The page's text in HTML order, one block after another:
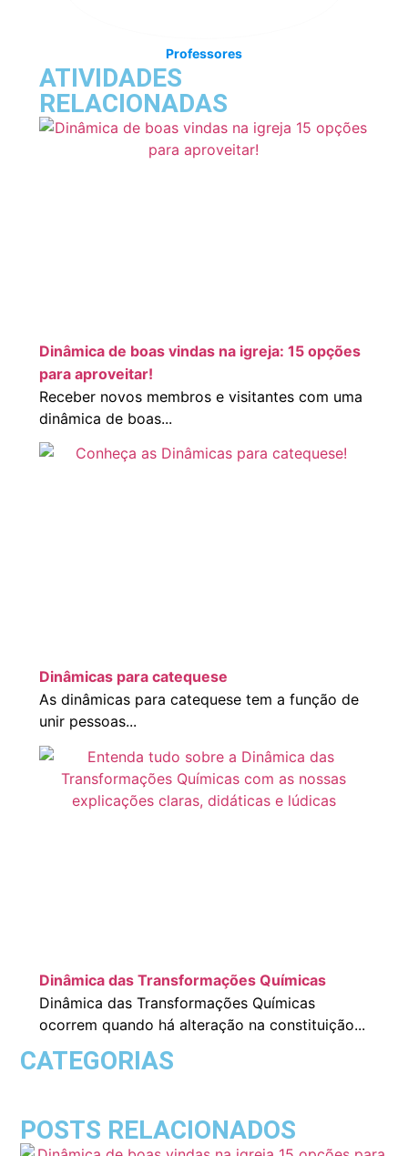
Professores
ATIVIDADES
RELACIONADAS
Dinâmica de boas vindas na igreja: 15 opções
para aproveitar!
Receber novos membros e visitantes com uma
dinâmica de boas...
Dinâmicas para catequese
As dinâmicas para catequese tem a função de
unir pessoas...
Dinâmica das Transformações Químicas
Dinâmica das Transformações Químicas
ocorrem quando há alteração na constituição...
CATEGORIAS
POSTS RELACIONADOS